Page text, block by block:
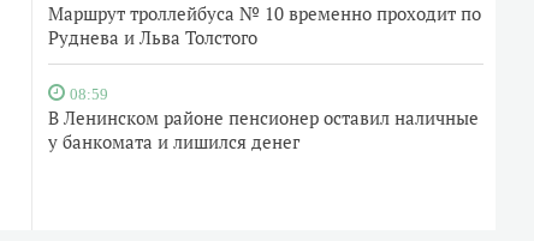
Маршрут троллейбуса № 10 временно проходит по
Руднева и Льва Толстого
08:59
В Ленинском районе пенсионер оставил наличные
у банкомата и лишился денег